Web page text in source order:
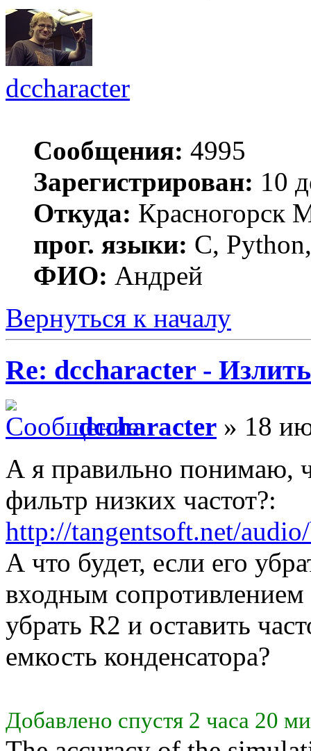
dccharacter
Сообщения: 4995
Зарегистрирован: 10
Откуда: Красногорск
прог. языки: C,
ФИО: Андрей
Вернуться к началу
Re: dccharacter -
dccharacter » 18
А я правильно понимаю,
фильтр низких частот?:
http://tangentsoft.net/
А что будет, если его
входным
убрать R2 и оставить
емкость конденсатора?
Добавлено спустя 2 часа 20